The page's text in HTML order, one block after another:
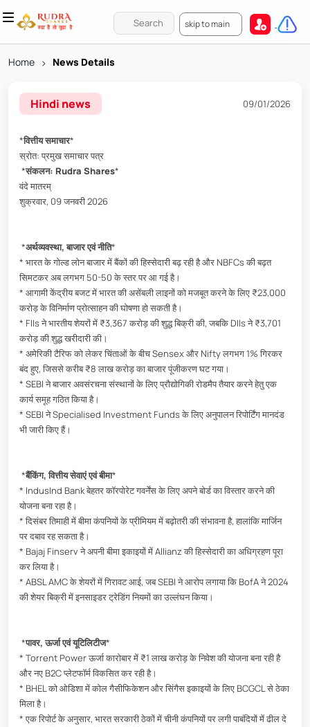
skip to main
Home > News Details
Hindi news 09/01/2026
*वित्तीय समाचार*
स्रोत: प्रमुख समाचार पत्र
*संकलन: Rudra Shares*
वंदे मातरम्
शुक्रवार, 09 जनवरी 2026
*अर्थव्यवस्था, बाजार एवं नीति*
* भारत के गोल्ड लोन बाजार में बैंकों की हिस्सेदारी बढ़ रही है और NBFCs की बढ़त
सिमटकर अब लगभग 50-50 के स्तर पर आ गई है।
* आगामी केंद्रीय बजट में भारत की असेंबली लाइनों को मजबूत करने के लिए ₹23,000
करोड़ के विनिर्माण प्रोत्साहन की घोषणा हो सकती है।
* FIIs ने भारतीय शेयरों में ₹3,367 करोड़ की शुद्ध बिक्री की, जबकि DIIs ने ₹3,701
करोड़ की शुद्ध खरीदारी की।
* अमेरिकी टैरिफ को लेकर चिंताओं के बीच Sensex और Nifty लगभग 1% गिरकर
बंद हुए, जिससे करीब ₹8 लाख करोड़ का बाजार पूंजीकरण घट गया।
* SEBI ने बाजार अवसंरचना संस्थानों के लिए प्रौद्योगिकी रोडमैप तैयार करने हेतु एक
कार्य समूह गठित किया है।
* SEBI ने Specialised Investment Funds के लिए अनुपालन रिपोर्टिंग मानदंड
भी जारी किए हैं।
*बैंकिंग, वित्तीय सेवाएं एवं बीमा*
* IndusInd Bank बेहतर कॉरपोरेट गवर्नेंस के लिए अपने बोर्ड का विस्तार करने की
योजना बना रहा है।
* दिसंबर तिमाही में बीमा कंपनियों के प्रीमियम में बढ़ोतरी की संभावना है, हालांकि मार्जिन
पर दबाव रह सकता है।
* Bajaj Finserv ने अपनी बीमा इकाइयों में Allianz की हिस्सेदारी का अधिग्रहण पूरा
कर लिया है।
* ABSL AMC के शेयरों में गिरावट आई, जब SEBI ने आरोप लगाया कि BofA ने 2024
की शेयर बिक्री में इनसाइडर ट्रेडिंग नियमों का उल्लंघन किया।
*पावर, ऊर्जा एवं यूटिलिटीज*
* Torrent Power ऊर्जा कारोबार में ₹1 लाख करोड़ के निवेश की योजना बना रही है
और नए B2C प्लेटफॉर्म विकसित कर रही है।
* BHEL को ओडिशा में कोल गैसीफिकेशन और सिंगैस इकाइयों के लिए BCGCL से ठेका
मिला है।
* एक रिपोर्ट के अनुसार, भारत सरकारी ठेकों में चीनी कंपनियों पर लगी पाबंदियों में ढील दे